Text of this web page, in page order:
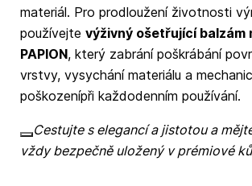
materiál. Pro prodloužení životnosti
používejte výživný ošetřující balzám
PAPION, který zabrání poškrábání
vrstvy, vysychání materiálu a
poškozenípři každodenním používání.
Cestujte s elegancí a jistotou a
vždy bezpečně uložený v prémiové